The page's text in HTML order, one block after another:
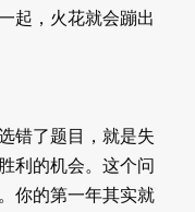
起，火花就会蹦出
错了题目，就是失
利的机会。这个问
你的第一年其实就